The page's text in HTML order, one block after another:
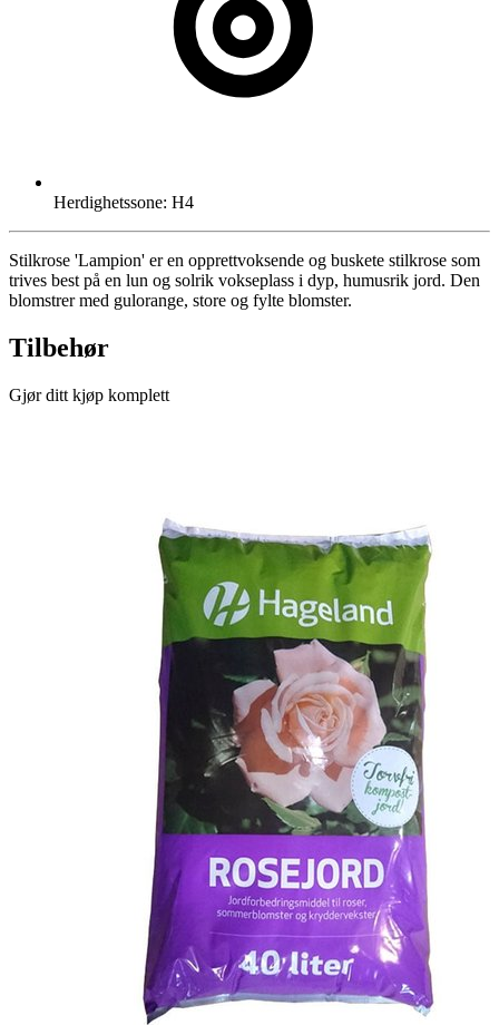
Herdighetssone: H4
Stilkrose 'Lampion' er en opprettvoksende og buskete stilkrose som
trives best på en lun og solrik vokseplass i dyp, humusrik jord. Den
blomstrer med gulorange, store og fylte blomster.
Tilbehør
Gjør ditt kjøp komplett